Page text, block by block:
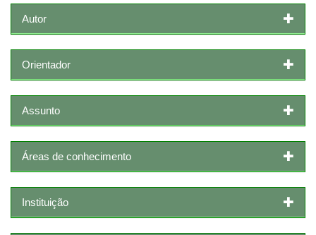
Autor
Orientador
Assunto
Áreas de conhecimento
Instituição